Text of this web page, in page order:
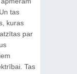
tas
kuras
par
Tas